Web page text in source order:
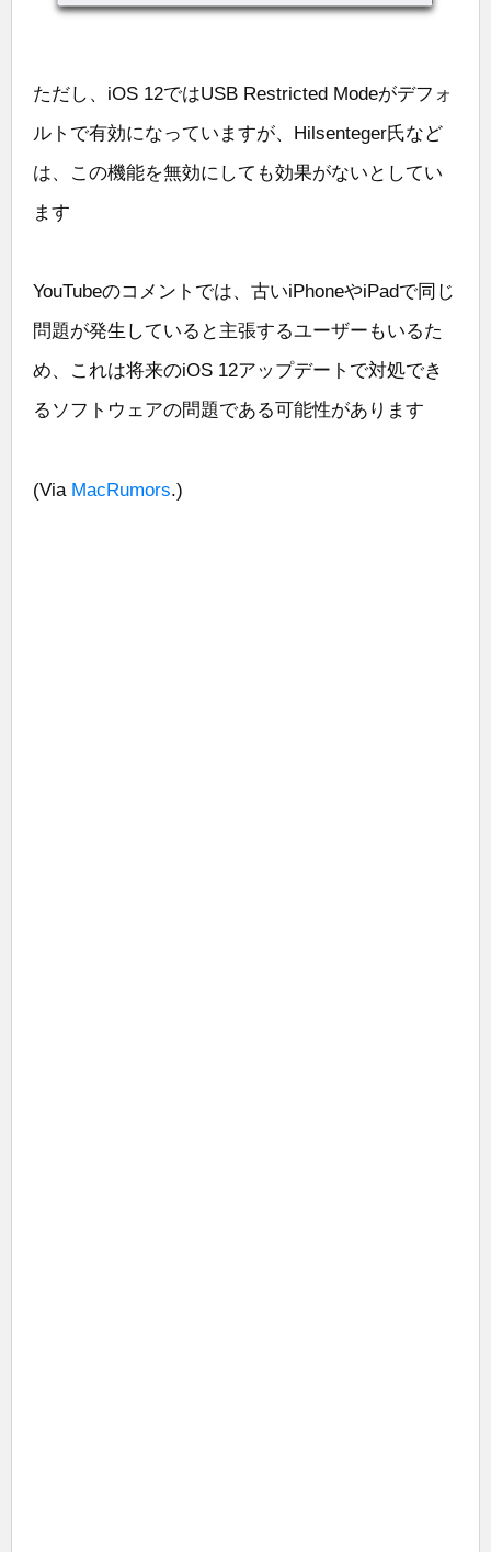
ただし、iOS 12ではUSB Restricted Modeがデフォ
ルトで有効になっていますが、Hilsenteger氏など
は、この機能を無効にしても効果がないとしてい
ます
YouTubeのコメントでは、古いiPhoneやiPadで同じ
問題が発生していると主張するユーザーもいるた
め、これは将来のiOS 12アップデートで対処でき
るソフトウェアの問題である可能性があります
(Via MacRumors.)